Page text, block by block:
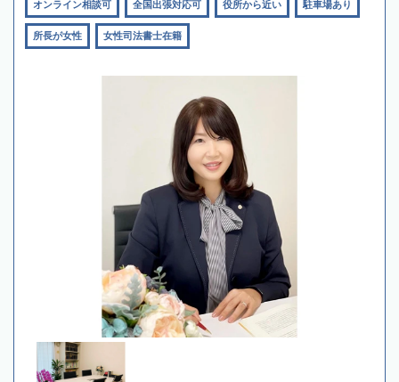
オンライン相談可 全国出張対応可 役所から近い 駐車場あり
所長が女性 女性司法書士在籍